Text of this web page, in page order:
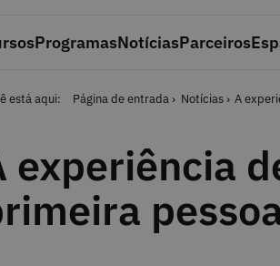
ProgramasNotíciasParceiros
está aqui: Página de entrada Notícias A
experiência